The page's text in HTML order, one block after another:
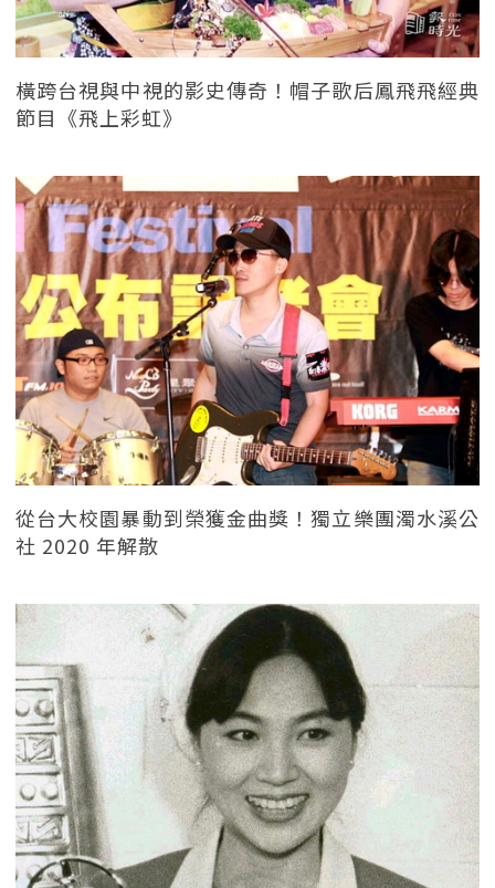
橫跨台視與中視的影史傳奇！帽子歌后鳳飛飛經典
節目《飛上彩虹》
從台大校園暴動到榮獲金曲獎！獨立樂團濁水溪公
社 2020 年解散